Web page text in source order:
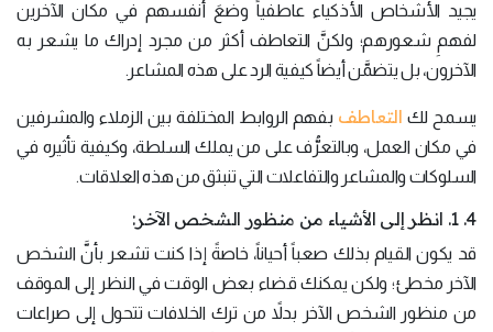
يجيد الأشخاص الأذكياء عاطفياً وضعَ أنفسهم في مكان الآخرين
لفهمِ شعورهم؛ ولكنَّ التعاطف أكثر من مجرد إدراك ما يشعر به
الآخرون، بل يتضمَّن أيضاً كيفية الرد على هذه المشاعر.
يسمح لك التعاطف بفهم الروابط المختلفة بين الزملاء والمشرفين
في مكان العمل، وبالتعرُّف على من يملك السلطة، وكيفية تأثيره في
السلوكات والمشاعر والتفاعلات التي تنبثق من هذه العلاقات.
4. 1. انظر إلى الأشياء من منظور الشخص الآخر:
قد يكون القيام بذلك صعباً أحياناً، خاصةً إذا كنت تشعر بأنَّ الشخص
الآخر مخطئ؛ ولكن يمكنك قضاء بعض الوقت في النظر إلى الموقف
من منظور الشخص الآخر بدلاً من ترك الخلافات تتحول إلى صراعات